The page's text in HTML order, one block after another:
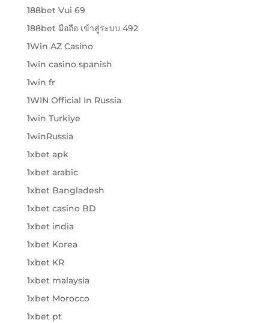
188bet Vui 69
188bet มือถือ เข้าสู่ระบบ 492
1Win AZ Casino
1win casino spanish
1win fr
1WIN Official In Russia
1win Turkiye
1winRussia
1xbet apk
1xbet arabic
1xbet Bangladesh
1xbet casino BD
1xbet india
1xbet Korea
1xbet KR
1xbet malaysia
1xbet Morocco
1xbet pt